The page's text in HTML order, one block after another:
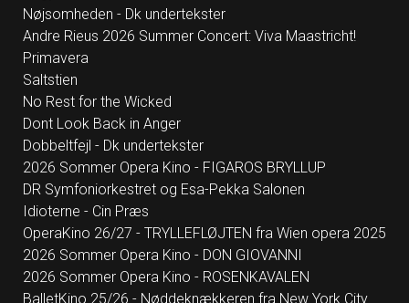
Nøjsomheden - Dk undertekster
Andre Rieus 2026 Summer Concert: Viva Maastricht!
Primavera
Saltstien
No Rest for the Wicked
Dont Look Back in Anger
Dobbeltfejl - Dk undertekster
2026 Sommer Opera Kino - FIGAROS BRYLLUP
DR Symfoniorkestret og Esa-Pekka Salonen
Idioterne - Cin Præs
OperaKino 26/27 - TRYLLEFLØJTEN fra Wien opera 2025
2026 Sommer Opera Kino - DON GIOVANNI
2026 Sommer Opera Kino - ROSENKAVALEN
BalletKino 25/26 - Nøddeknækkeren fra New York City